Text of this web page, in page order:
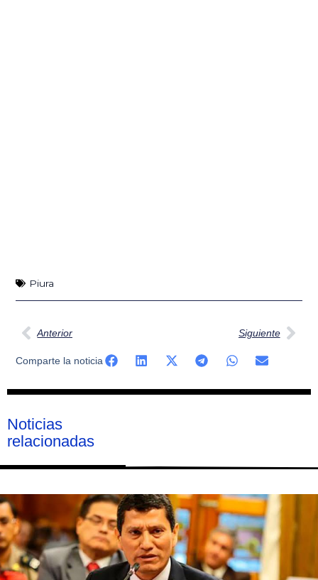
Piura
Ant
Anterior Siguiente
Comparte la noticia
Noticias
relacionadas
Página
Página
Página
Página
Página